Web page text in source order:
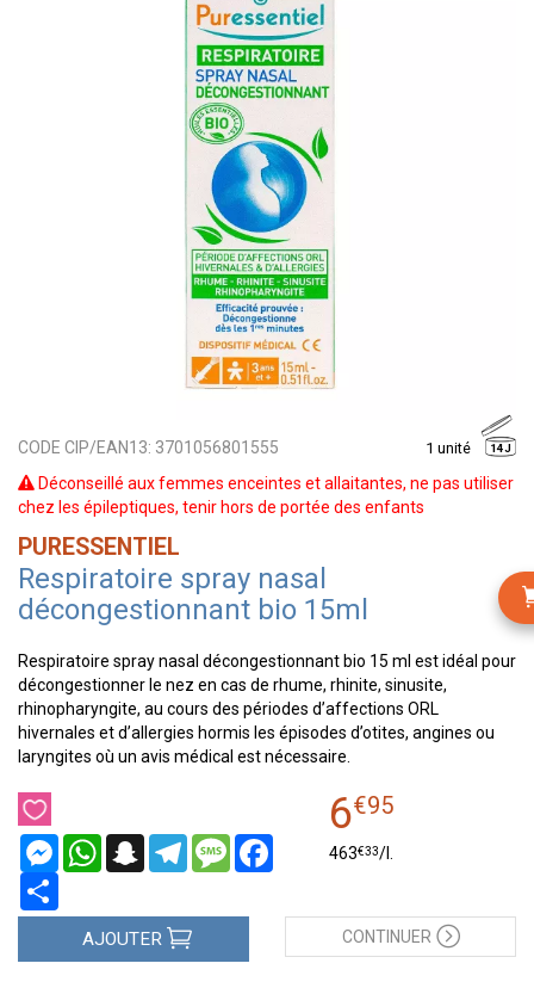
CODE CIP/EAN13: 3701056801555 1 unité 14J
Déconseillé aux femmes enceintes et allaitantes, ne pas utiliser
chez les épileptiques, tenir hors de portée des enfants
PURESSENTIEL
Respiratoire spray nasal
décongestionnant bio 15ml
Respiratoire spray nasal décongestionnant bio 15 ml est idéal pour
décongestionner le nez en cas de rhume, rhinite, sinusite,
rhinopharyngite, au cours des périodes d’affections ORL
hivernales et d’allergies hormis les épisodes d’otites, angines ou
laryngites où un avis médical est nécessaire.
MessengerWhatsAppSnapchatTelegramMessageFacebook
6€95
463€33/
AJOUTER CONTINUER